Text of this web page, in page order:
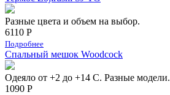
Разные цвета и объем на выбор.
6110 Р
Подробнее
Спальный мешок Woodcock
Одеяло от +2 до +14 С. Разные модели.
1090 Р